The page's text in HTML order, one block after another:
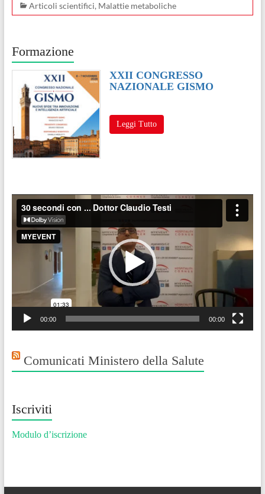
Articoli scientifici, Malattie metaboliche
Formazione
XXII CONGRESSO
NAZIONALE GISMO
Leggi Tutto
Video
Player
00:00 00:00
Comunicati Ministero della Salute
Iscriviti
Modulo d’iscrizione